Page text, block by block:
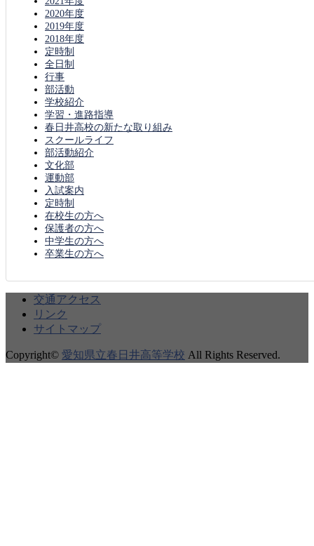
2020年度
2019年度
2018年度
定時制
全日制
行事
部活動
学校紹介
学習・進路指導
春日井高校の新たな取り組み
スクールライフ
部活動紹介
文化部
運動部
入試案内
定時制
在校生の方へ
保護者の方へ
中学生の方へ
卒業生の方へ
交通アクセス
リンク
サイトマップ
Copyright© 愛知県立春日井高等学校 All Rights Reserved.